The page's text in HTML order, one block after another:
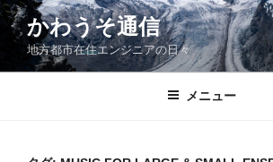
コ
ン
ン
かわうそ通信
地方都市在住エンジニアの日々
メニュー